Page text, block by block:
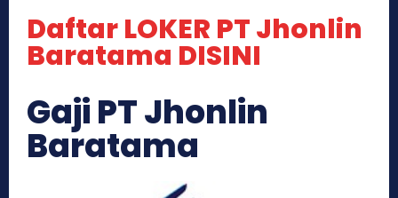
Daftar LOKER PT Jhonlin
Baratama DISINI
Gaji PT Jhonlin
Baratama